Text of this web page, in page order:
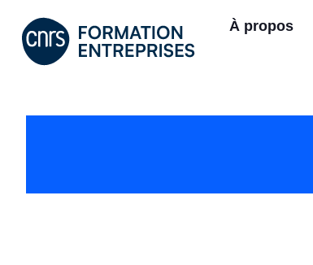
À propos